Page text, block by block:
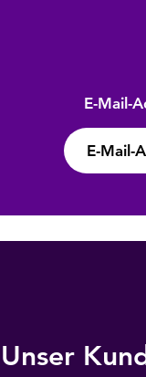
E-Mail-
Unser